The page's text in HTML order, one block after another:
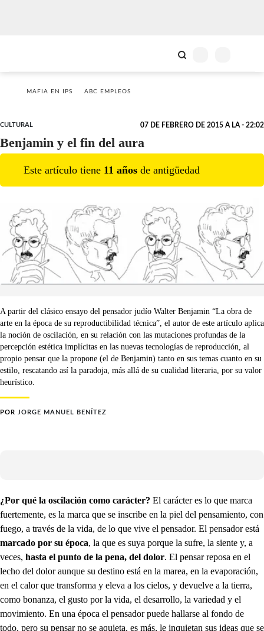
MAFIA EN IPS ABC EMPLEOS
CULTURAL 07 DE FEBRERO DE 2015 A LA - 22:02
Benjamin y el fin del aura
Este artículo tiene 11 años de antigüedad
A partir del clásico ensayo del pensador judío Walter Benjamin “La obra de
arte en la época de su reproductibilidad técnica”, el autor de este artículo aplica
la noción de oscilación, en su relación con las mutaciones profundas de la
percepción estética implícitas en las nuevas tecnologías de reproducción, al
propio pensar que la propone (el de Benjamin) tanto en sus temas cuanto en su
estilo, rescatando así la paradoja, más allá de su cualidad literaria, por su valor
heurístico.
POR JORGE MANUEL BENÍTEZ
¿Por qué la oscilación como carácter? El carácter es lo que marca
fuertemente, es la marca que se inscribe en la piel del pensamiento, con
fuego, a través de la vida, de lo que vive el pensador. El pensador está
marcado por su época, la que es suya porque la sufre, la siente y, a
veces, hasta el punto de la pena, del dolor. El pensar reposa en el
lecho del dolor aunque su destino está en la marea, en la evaporación,
en el calor que transforma y eleva a los cielos, y devuelve a la tierra,
como bonanza, el gusto por la vida, el desarrollo, la variedad y el
movimiento. En una época el pensador puede hallarse al fondo de
todo, pero su pensar no se aquieta, es más, le inquietan sus ideas que se